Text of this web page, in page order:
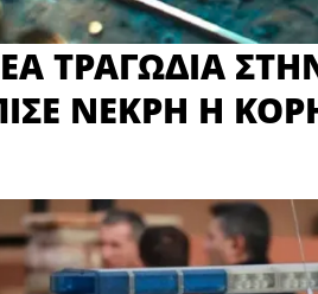
ΤΡΑΓΩΔΙΑ
ΝΕΚΡΗ Η